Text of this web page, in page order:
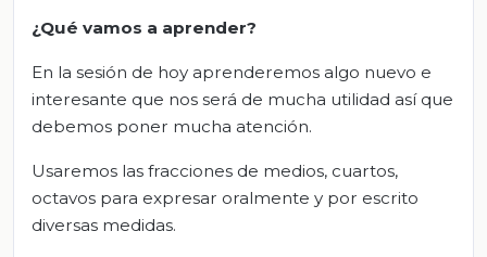
¿Qué vamos a aprender?
En la sesión de hoy aprenderemos algo nuevo e
interesante que nos será de mucha utilidad así que
debemos poner mucha atención.
Usaremos las fracciones de medios, cuartos,
octavos para expresar oralmente y por escrito
diversas medidas.